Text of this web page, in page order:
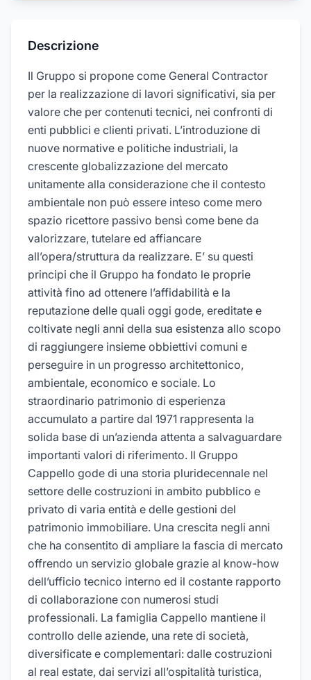
Descrizione
Il Gruppo si propone come General Contractor
per la realizzazione di lavori significativi, sia per
valore che per contenuti tecnici, nei confronti di
enti pubblici e clienti privati. L’introduzione di
nuove normative e politiche industriali, la
crescente globalizzazione del mercato
unitamente alla considerazione che il contesto
ambientale non può essere inteso come mero
spazio ricettore passivo bensì come bene da
valorizzare, tutelare ed affiancare
all’opera/struttura da realizzare. E’ su questi
principi che il Gruppo ha fondato le proprie
attività fino ad ottenere l’affidabilità e la
reputazione delle quali oggi gode, ereditate e
coltivate negli anni della sua esistenza allo scopo
di raggiungere insieme obbiettivi comuni e
perseguire in un progresso architettonico,
ambientale, economico e sociale. Lo
straordinario patrimonio di esperienza
accumulato a partire dal 1971 rappresenta la
solida base di un’azienda attenta a salvaguardare
importanti valori di riferimento. Il Gruppo
Cappello gode di una storia pluridecennale nel
settore delle costruzioni in ambito pubblico e
privato di varia entità e delle gestioni del
patrimonio immobiliare. Una crescita negli anni
che ha consentito di ampliare la fascia di mercato
offrendo un servizio globale grazie al know-how
dell’ufficio tecnico interno ed il costante rapporto
di collaborazione con numerosi studi
professionali. La famiglia Cappello mantiene il
controllo delle aziende, una rete di società,
diversificate e complementari: dalle costruzioni
al real estate, dai servizi all’ospitalità turistica,